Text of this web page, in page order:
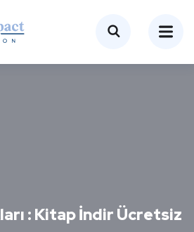
: Kitap İndir Ücretsiz